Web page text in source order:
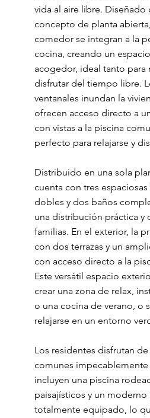
vida al aire libre.
concepto de planta
comedor se integran a la
cocina, creando un
acogedor, ideal tanto para
disfrutar del tiempo libre.
ventanales inundan la
ofrecen acceso directo a
con vistas a la piscina
perfecto para relajarse y
Distribuido en una sola
cuenta con tres
dobles y dos baños
una distribución práctica y
familias. En el exterior, la
con dos terrazas y un
con acceso directo a la
Este versátil espacio
crear una zona de relax,
o una cocina de verano, o
relajarse en un entorno
Los residentes disfrutan de
comunes impecablemente
incluyen una piscina
paisajísticos y un moderno
totalmente equipado, lo